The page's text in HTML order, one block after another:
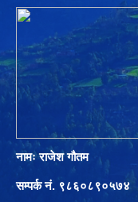
नामः राजेश गौतम
सम्पर्क नं. ९८६०८९०५७४